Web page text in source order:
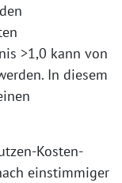
>1,0 kann von
In diesem
Kosten-
einstimmiger